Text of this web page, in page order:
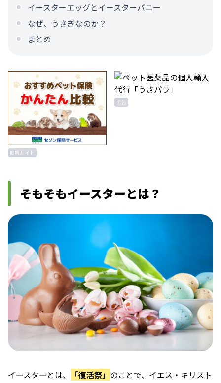
イースターエッグとイースターバニー
なぜ、うさぎなのか？
まとめ
提携サイト
広告
そもそもイースターとは？
イースターとは、 「復活祭」 のことで、イエス・キリスト